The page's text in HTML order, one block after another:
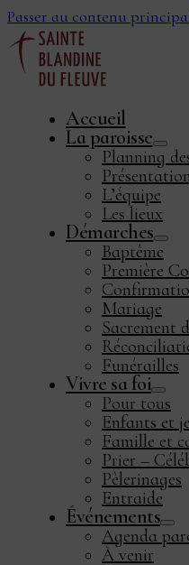
Passer au contenu
Accueil
La paroisse
Planning
L’équipe
Les lieux
Démarches
Baptême
Première
Mariage
Sacrement
Funérailles
Vivre sa foi
Pour tous
Enfants et
Famille et
Prier –
Pèlerinages
Entraide
Événements
Agenda
À venir